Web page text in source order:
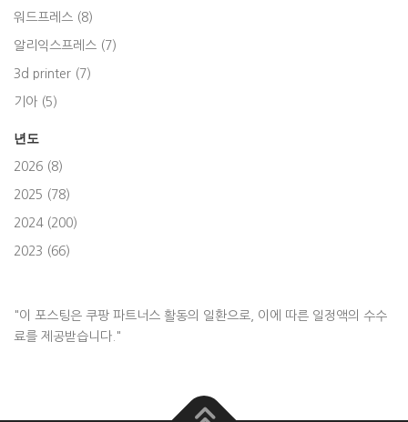
워드프레스 (8)
알리익스프레스 (7)
3d printer (7)
기아 (5)
년도
2026 (8)
2025 (78)
2024 (200)
2023 (66)
"이 포스팅은 쿠팡 파트너스 활동의 일환으로, 이에 따른 일정액의 수수
료를 제공받습니다."